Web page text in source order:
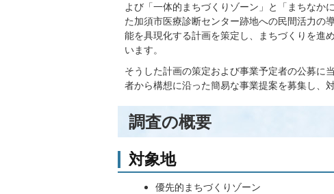
よび「一体的まちづくりゾーン」と「まちなか
た加須市医療診断センター跡地への民間活力の
能を具現化する計画を策定し、まちづくりを進
います。
そうした計画の策定および事業予定者の公募に
者から構想に沿った簡易な事業提案を募集し、
調査の概要
対象地
優先的まちづくりゾーン